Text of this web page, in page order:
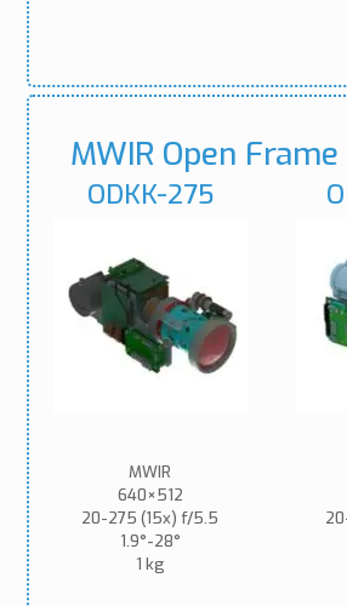
MWIR Open
ODKK-275
MWIR
640×512
20-275 (15x) f/5.5
1.9°-28°
1 kg